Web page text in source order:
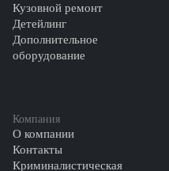
Кузовной ремонт
Детейлинг
Дополнительное
оборудование
Компания
О компании
Контакты
Криминалистическая